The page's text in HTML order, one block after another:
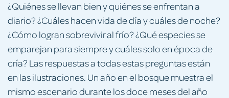
¿Quiénes se llevan bien y quiénes se enfrentan a
diario? ¿Cuáles hacen vida de día y cuáles de noche?
¿Cómo logran sobrevivir al frío? ¿Qué especies se
emparejan para siempre y cuáles solo en época de
cría? Las respuestas a todas estas preguntas están
en las ilustraciones. Un año en el bosque muestra el
mismo escenario durante los doce meses del año